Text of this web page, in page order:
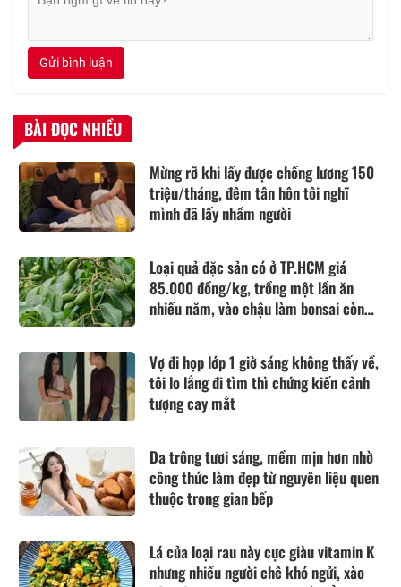
Gửi bình luận
BÀI ĐỌC NHIỀU
Mừng rỡ khi lấy được chồng lương 150
triệu/tháng, đêm tân hôn tôi nghĩ
mình đã lấy nhầm người
Loại quả đặc sản có ở TP.HCM giá
85.000 đồng/kg, trồng một lần ăn
nhiều năm, vào chậu làm bonsai còn
Vợ đi họp lớp 1 giờ sáng không thấy về,
tôi lo lắng đi tìm thì chứng kiến cảnh
tượng cay mắt
Da trông tươi sáng, mềm mịn hơn nhờ
công thức làm đẹp từ nguyên liệu quen
thuộc trong gian bếp
Lá của loại rau này cực giàu vitamin K
nhưng nhiều người chê khó ngửi, xào